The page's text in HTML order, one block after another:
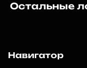
Остальные
Навигатор